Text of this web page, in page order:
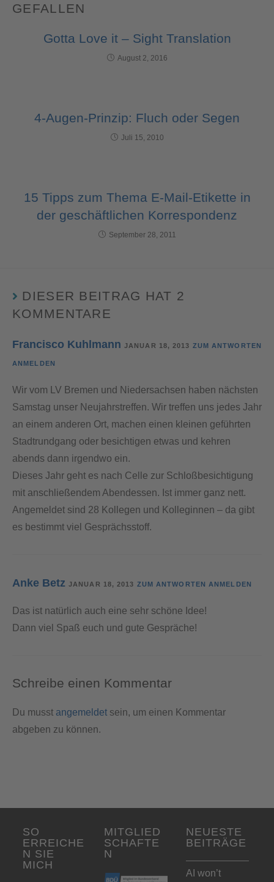
GEFALLEN
Gotta Love it – Sight Translation
August 2, 2016
4-Augen-Prinzip: Fluch oder Segen
Juli 15, 2010
15 Tipps zum Thema E-Mail-Etikette in
der geschäftlichen Korrespondenz
September 28, 2011
DIESER BEITRAG HAT 2
KOMMENTARE
Francisco Kuhlmann JANUAR 18, 2013 ZUM ANTWORTEN
ANMELDEN
Wir vom LV Bremen und Niedersachsen haben nächsten
Samstag unser Neujahrstreffen. Wir treffen uns jedes Jahr
an einem anderen Ort, machen einen kleinen geführten
Stadtrundgang oder besichtigen etwas und kehren
abends dann irgendwo ein.
Dieses Jahr geht es nach Celle zur Schloßbesichtigung
mit anschließendem Abendessen. Ist immer ganz nett.
Angemeldet sind 28 Kollegen und Kolleginnen – da gibt
es bestimmt viel Gesprächsstoff.
Anke Betz JANUAR 18, 2013 ZUM ANTWORTEN ANMELDEN
Das ist natürlich auch eine sehr schöne Idee!
Dann viel Spaß euch und gute Gespräche!
Schreibe einen Kommentar
Du musst angemeldet sein, um einen Kommentar
abgeben zu können.
SO
ERREICHE
N SIE
MICH
MITGLIED
SCHAFTE
N
NEUESTE
BEITRÄGE
AI won’t